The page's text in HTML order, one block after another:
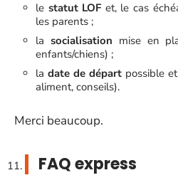
le statut LOF et, le cas
les parents ;
la socialisation mise en
enfants/chiens) ;
la date de départ possible
aliment, conseils).
Merci beaucoup.
FAQ express